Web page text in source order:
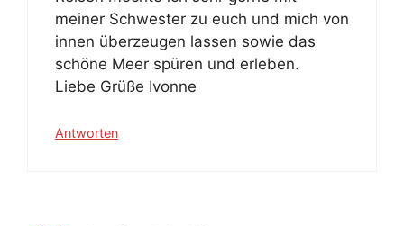
meiner Schwester zu euch und mich von
innen überzeugen lassen sowie das
schöne Meer spüren und erleben.
Liebe Grüße Ivonne
Antworten